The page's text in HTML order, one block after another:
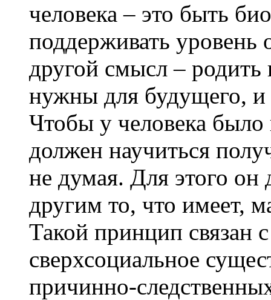
человека – это быть
поддерживать уровень
другой смысл – родить
нужны для будущего, и
Чтобы у человека
должен научиться
не думая. Для этого он
другим то, что имеет,
Такой принцип связан
сверхсоциальное
причинно-